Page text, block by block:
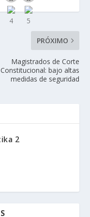
PRÓXIMO
Magistrados de Corte
Constitucional: bajo altas
medidas de seguridad
2